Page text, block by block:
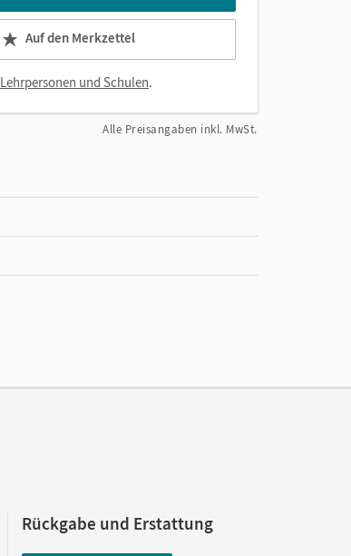
Auf den Merkzettel
Lehrpersonen und Schulen.
Alle Preisangaben inkl. MwSt.
Rückgabe und Erstattung